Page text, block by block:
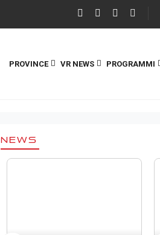
PROVINCE VR NEWS PROGRAMMI
NEWS